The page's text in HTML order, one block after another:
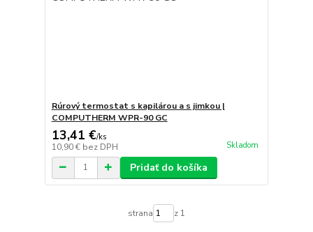
Rúrový termostat s kapilárou a s jimkou |
COMPUTHERM WPR-90 GC
13,41 €/ks
10,90 € bez DPH Skladom
Pridať do košíka
strana z 1